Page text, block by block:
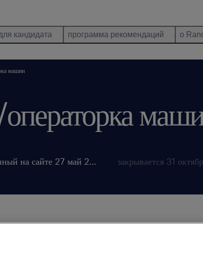
кандидата программа рекомендаций о
машин
размещённый на сайте 27 май 2026